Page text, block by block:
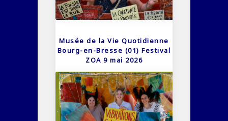
Musée de la Vie Quotidienne
Bourg-en-Bresse (01) Festival
ZOA 9 mai 2026